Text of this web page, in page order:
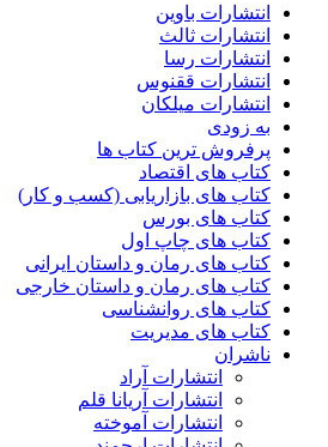
انتشارات باوین
انتشارات ثالث
انتشارات رسا
انتشارات ققنوس
انتشارات میلکان
به زودی
پرفروش ترین کتاب ها
کتاب های اقتصاد
کتاب های بازاریابی (کسب و کار)
کتاب های بورس
کتاب های چاپ اول
کتاب های رمان و داستان ایرانی
کتاب های رمان و داستان خارجی
کتاب های روانشناسی
کتاب های مدیریت
ناشران
انتشارات آراد
انتشارات آریانا قلم
انتشارات آموخته